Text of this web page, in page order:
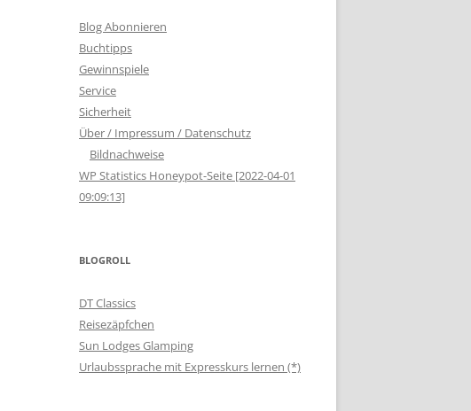
Blog Abonnieren
Buchtipps
Gewinnspiele
Service
Sicherheit
Über / Impressum / Datenschutz
Bildnachweise
WP Statistics Honeypot-Seite [2022-04-01
09:09:13]
BLOGROLL
DT Classics
Reisezäpfchen
Sun Lodges Glamping
Urlaubssprache mit Expresskurs lernen (*)